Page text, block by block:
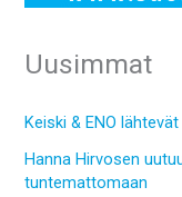
Uusimmat
Keiski & ENO
Hanna Hirvosen
tuntemattomaan